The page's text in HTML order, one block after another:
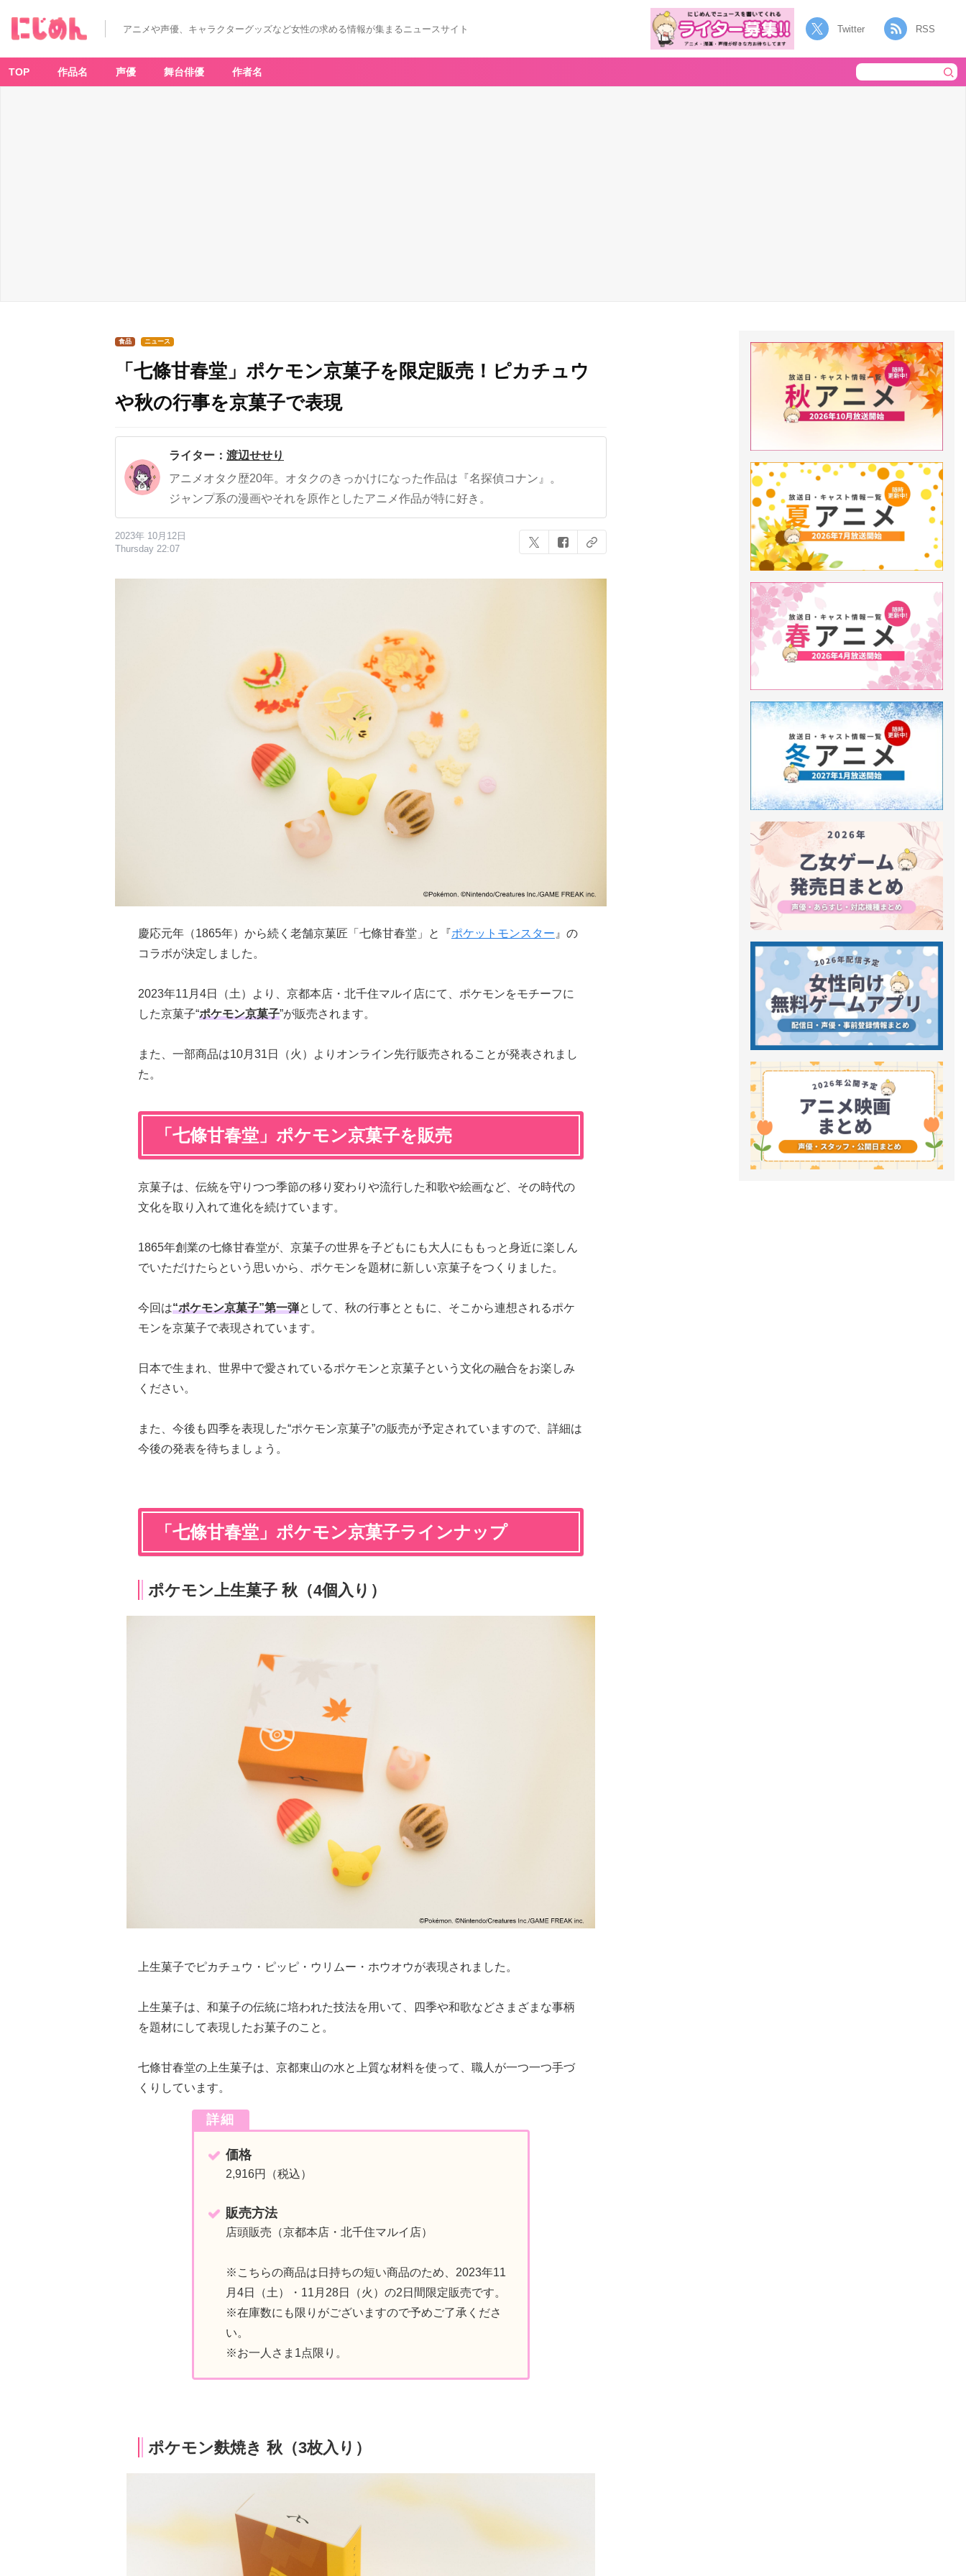
アニメや声優、キャラクターグッズなど女性の求める情報が集まるニュースサイト Twitter RSS
TOP 作品名 声優 舞台俳優 作者名
食品 ニュース
「七條甘春堂」ポケモン京菓子を限定販売！ピカチュウ
や秋の行事を京菓子で表現
ライター： 渡辺せせり
アニメオタク歴20年。オタクのきっかけになった作品は『名探偵コナン』。
ジャンプ系の漫画やそれを原作としたアニメ作品が特に好き。
2023年 10月12日
Thursday 22:07
慶応元年（1865年）から続く老舗京菓匠「七條甘春堂」と『ポケットモンスター 』の
コラボが決定しました。
2023年11月4日（土）より、京都本店・北千住マルイ店にて、ポケモンをモチーフに
した京菓子“ポケモン京菓子”が販売されます。
また、一部商品は10月31日（火）よりオンライン先行販売されることが発表されまし
た。
「七條甘春堂」ポケモン京菓子を販売
京菓子は、伝統を守りつつ季節の移り変わりや流行した和歌や絵画など、その時代の
文化を取り入れて進化を続けています。
1865年創業の七條甘春堂が、京菓子の世界を子どもにも大人にももっと身近に楽しん
でいただけたらという思いから、ポケモンを題材に新しい京菓子をつくりました。
今回は“ポケモン京菓子”第一弾として、秋の行事とともに、そこから連想されるポケ
モンを京菓子で表現されています。
日本で生まれ、世界中で愛されているポケモンと京菓子という文化の融合をお楽しみ
ください。
また、今後も四季を表現した“ポケモン京菓子”の販売が予定されていますので、詳細は
今後の発表を待ちましょう。
「七條甘春堂」ポケモン京菓子ラインナップ
ポケモン上生菓子 秋（4個入り）
上生菓子でピカチュウ・ピッピ・ウリムー・ホウオウが表現されました。
上生菓子は、和菓子の伝統に培われた技法を用いて、四季や和歌などさまざまな事柄
を題材にして表現したお菓子のこと。
七條甘春堂の上生菓子は、京都東山の水と上質な材料を使って、職人が一つ一つ手づ
くりしています。
詳細
価格
2,916円（税込）
販売方法
店頭販売（京都本店・北千住マルイ店）
※こちらの商品は日持ちの短い商品のため、2023年11
月4日（土）・11月28日（火）の2日間限定販売です。
※在庫数にも限りがございますので予めご了承くださ
い。
※お一人さま1点限り。
ポケモン麩焼き 秋（3枚入り）